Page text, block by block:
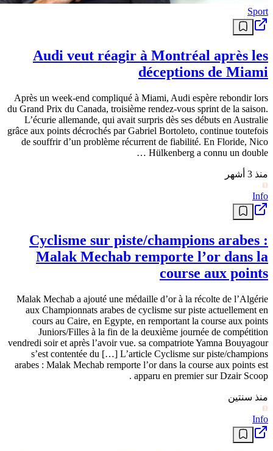
Sport
Audi veut réagir à Montréal après les
déceptions de Miami
Après un week-end compliqué à Miami, Audi espère rebondir lors
du Grand Prix du Canada, troisième rendez-vous sprint de la saison.
L’écurie allemande, qui avait surpris dès ses débuts en Australie
grâce aux points décrochés par Gabriel Bortoleto, continue toutefois
de souffrir d’un problème récurrent de fiabilité. En Floride, Nico
Hülkenberg a connu un double …
منذ 3 أشهر
Info
Cyclisme sur piste/champions arabes :
Malak Mechab remporte l’or dans la
course aux points
Malak Mechab a ajouté une médaille d’or à la récolte de l’Algérie
aux Championnats arabes de cyclisme sur piste actuellement en
cours au Caire, en Egypte, en remportant la course aux points
Juniors/Filles à la fin de la deuxième journée de compétition
vendredi soir et après l’avoir vue. sa compatriote Yamna Bouyagour
s’est contentée du […] L’article Cyclisme sur piste/champions
arabes : Malak Mechab remporte l’or dans la course aux points est
apparu en premier sur Dzair Scoop .
منذ سنتين
Info